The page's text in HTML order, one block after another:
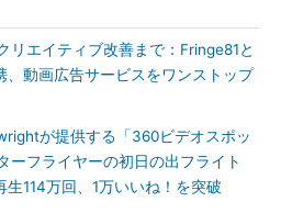
リエイティブ改善まで：Fringe81と
、動画広告サービスをワンストップ
が提供する「360ビデオスポッ
ーフライヤーの初日の出フライト
114万回、1万いいね！を突破